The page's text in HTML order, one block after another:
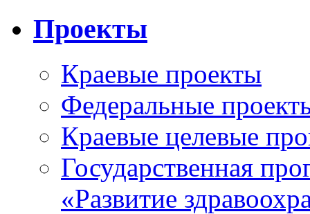
Проекты
Краевые проекты
Федеральные
Краевые целевые
Государственная
«Развитие